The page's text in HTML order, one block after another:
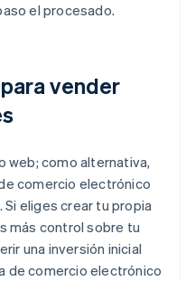
el procesado.
vender
web; como alternativa,
comercio electrónico
eliges crear tu propia
más control sobre tu
una inversión inicial
de comercio electrónico